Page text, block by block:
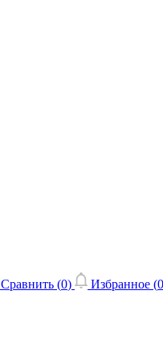
Сравнить (0) Избранное (0